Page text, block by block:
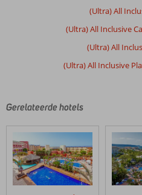
Bitacora
Beoordelingen
die
ouder
zijn
(Ultra) All
(Ultra) All Inclusive
(Ultra) All
(Ultra) All Inclusive
Gerelateerde hotels